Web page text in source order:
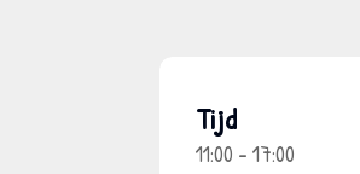
Tijd
11:00 - 17:00